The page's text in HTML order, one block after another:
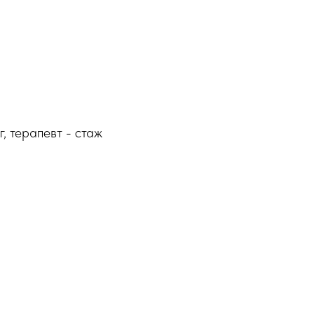
терапевт - стаж